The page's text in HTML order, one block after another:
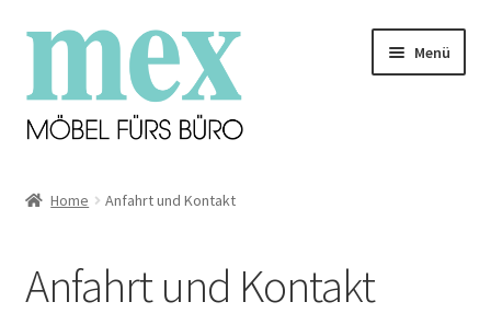
Zur
springen
Zum
springen
Menü
Arbeitswelten
Home Anfahrt und Kontakt
Anfahrt und Kontakt